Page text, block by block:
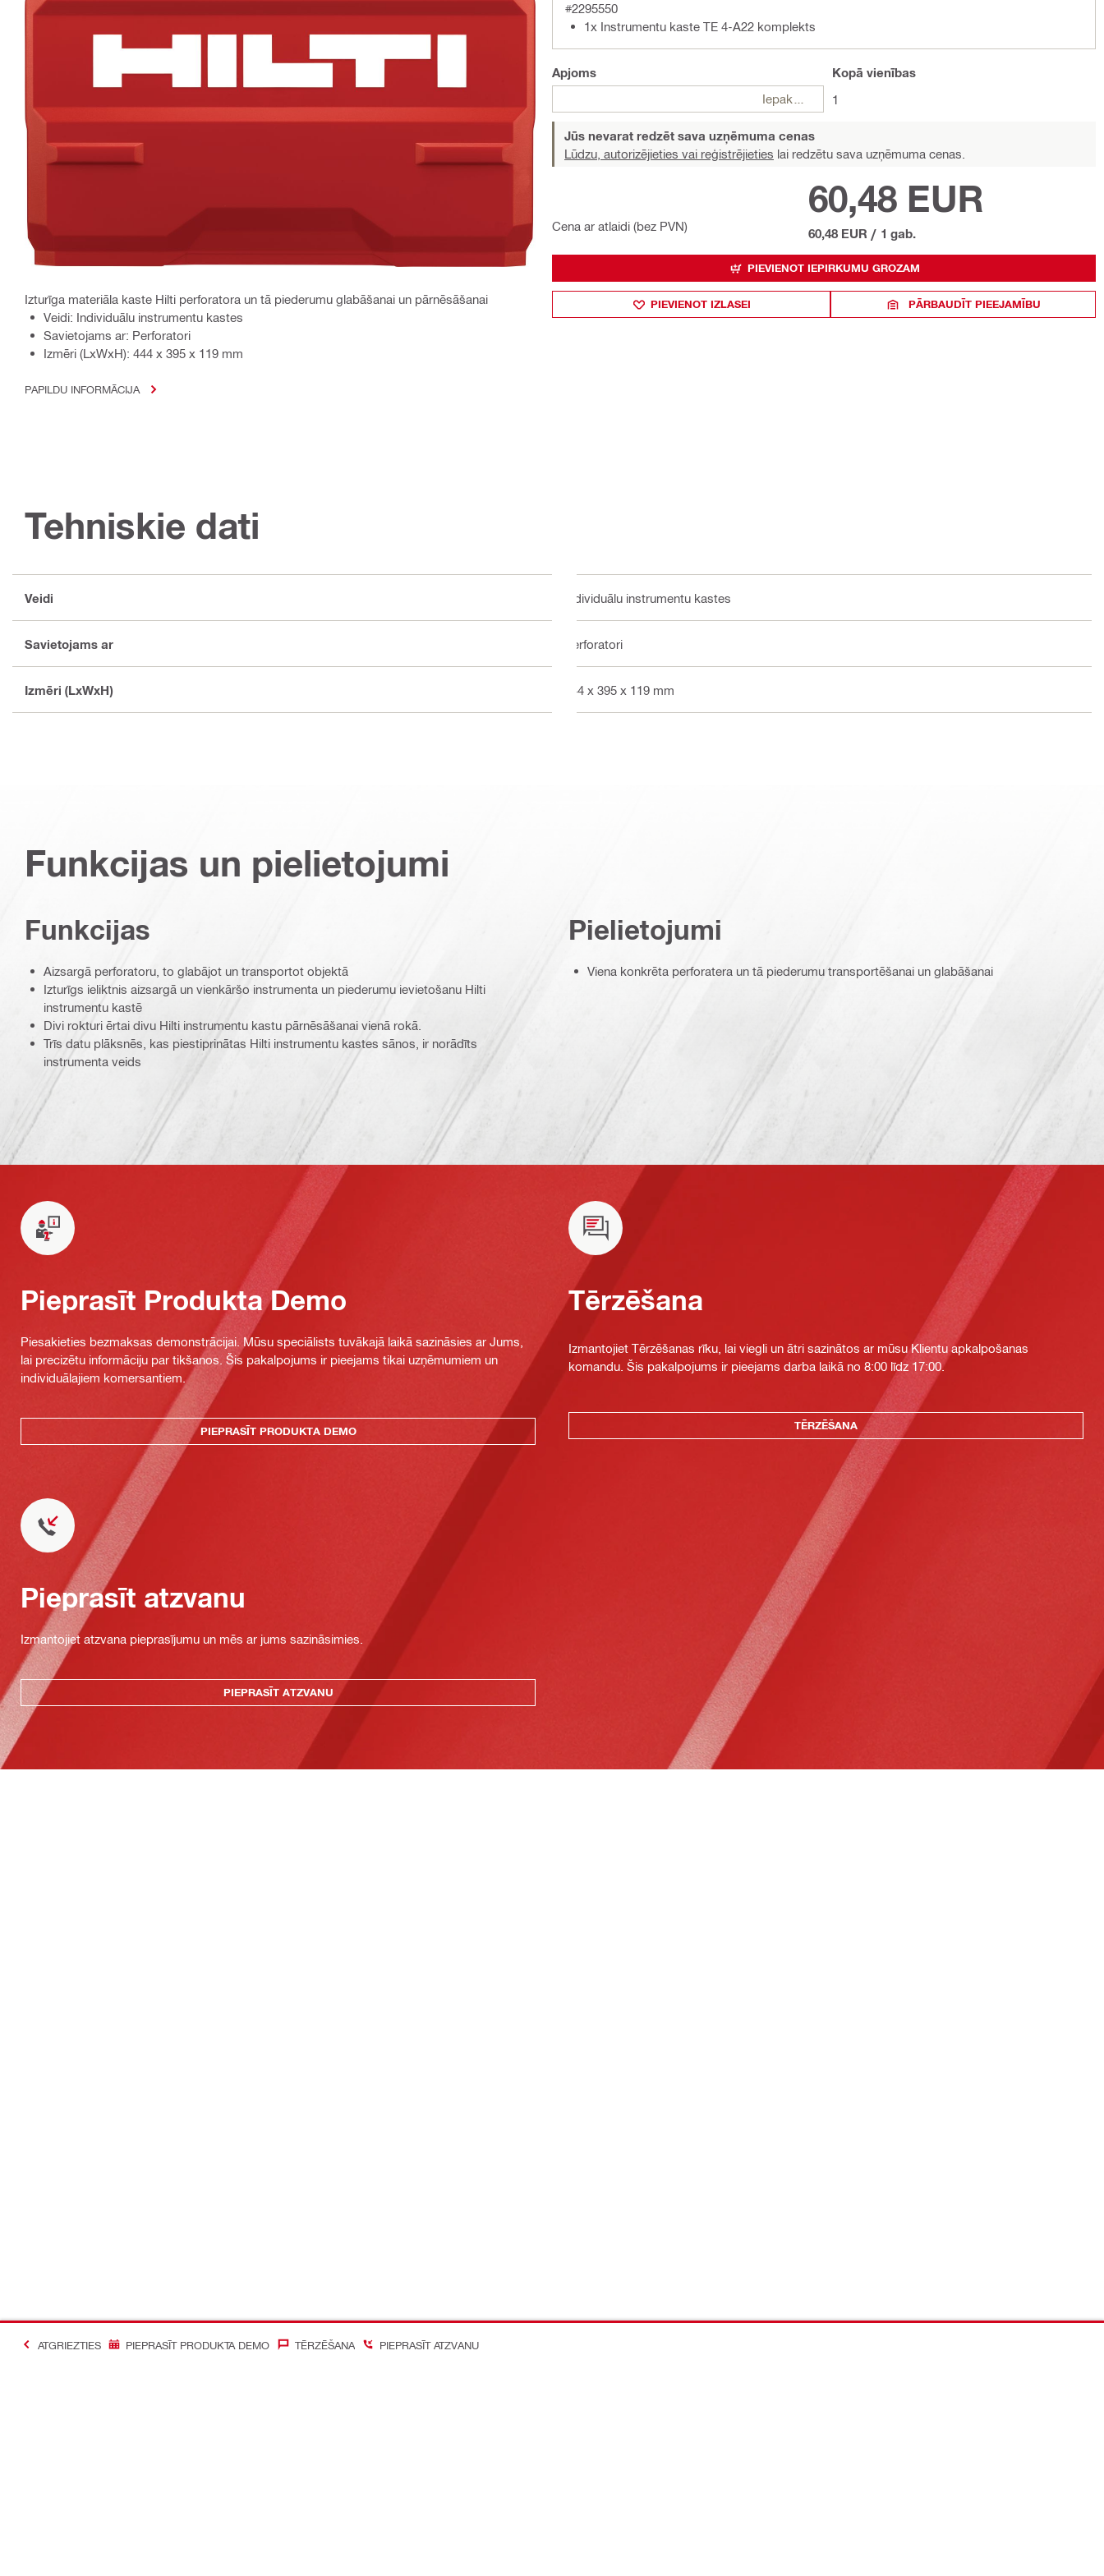
Izturīga materiāla kaste Hilti perforatora un tā piederumu glabāšanai un pārnēsāšanai
Veidi: Individuālu instrumentu kastes
Savietojams ar: Perforatori
Izmēri (LxWxH): 444 x 395 x 119 mm
PAPILDU INFORMĀCIJA
#2295550
1x Instrumentu kaste TE 4-A22 komplekts
Apjoms
Iepakojumi
Kopā vienības
1
Jūs nevarat redzēt sava uzņēmuma cenas
Lūdzu, autorizējieties vai reģistrējieties lai redzētu sava uzņēmuma cenas.
Cena ar atlaidi (bez PVN)
60,48 EUR
60,48 EUR / 1 gab.
PIEVIENOT IEPIRKUMU GROZAM
PIEVIENOT IZLASEI PĀRBAUDĪT PIEEJAMĪBU
Tehniskie dati
Veidi Individuālu instrumentu kastes
Savietojams ar Perforatori
Izmēri (LxWxH) 444 x 395 x 119 mm
Funkcijas un pielietojumi
Funkcijas
Aizsargā perforatoru, to glabājot un transportot objektā
Izturīgs ieliktnis aizsargā un vienkāršo instrumenta un piederumu ievietošanu Hilti
instrumentu kastē
Divi rokturi ērtai divu Hilti instrumentu kastu pārnēsāšanai vienā rokā.
Trīs datu plāksnēs, kas piestiprinātas Hilti instrumentu kastes sānos, ir norādīts
instrumenta veids
Pielietojumi
Viena konkrēta perforatera un tā piederumu transportēšanai un glabāšanai
Pieprasīt Produkta Demo
Piesakieties bezmaksas demonstrācijai. Mūsu speciālists tuvākajā laikā sazināsies ar Jums,
lai precizētu informāciju par tikšanos. Šis pakalpojums ir pieejams tikai uzņēmumiem un
individuālajiem komersantiem.
PIEPRASĪT PRODUKTA DEMO
Tērzēšana
Izmantojiet Tērzēšanas rīku, lai viegli un ātri sazinātos ar mūsu Klientu apkalpošanas
komandu. Šis pakalpojums ir pieejams darba laikā no 8:00 līdz 17:00.
TĒRZĒŠANA
Pieprasīt atzvanu
Izmantojiet atzvana pieprasījumu un mēs ar jums sazināsimies.
PIEPRASĪT ATZVANU
ATGRIEZTIES PIEPRASĪT PRODUKTA DEMO TĒRZĒŠANA PIEPRASĪT ATZVANU